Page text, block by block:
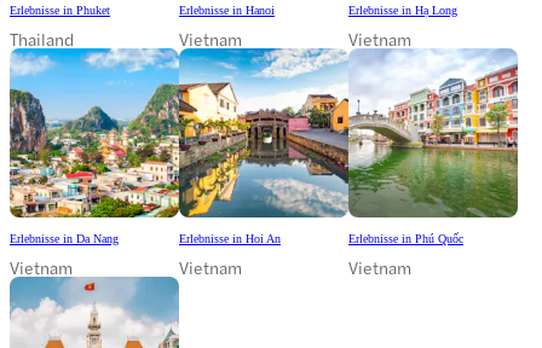
Erlebnisse in Phuket
Thailand
Erlebnisse in Hanoi
Vietnam
Erlebnisse in Hạ Long
Vietnam
Erlebnisse in Da Nang
Vietnam
Erlebnisse in Hoi An
Vietnam
Erlebnisse in Phú Quốc
Vietnam